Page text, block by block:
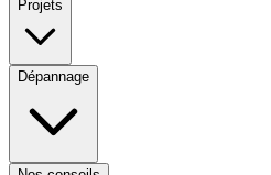
Projets
Dépannage